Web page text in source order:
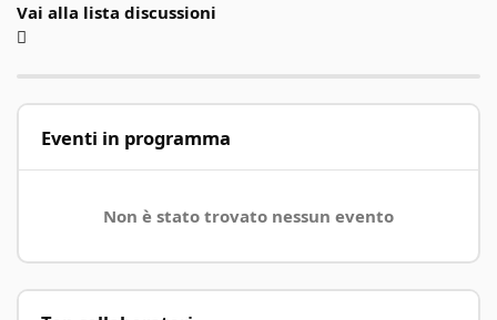
Vai alla lista discussioni
Eventi in programma
Non è stato trovato nessun evento